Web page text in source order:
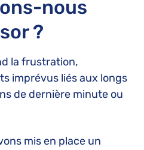
nous
?
la frustration,
imprévus liés aux longs
de dernière minute ou
mis en place un